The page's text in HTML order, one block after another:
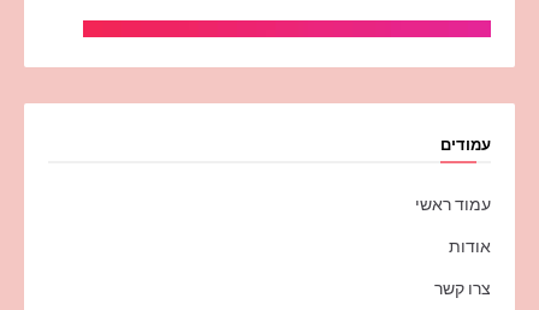
עמודים
עמוד ראשי
אודות
צרו קשר